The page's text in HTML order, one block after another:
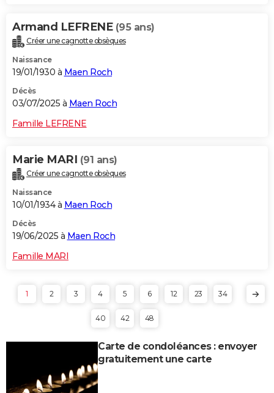
Armand LEFRENE (95 ans)
Créer une cagnotte obsèques
Naissance
19/01/1930 à Maen Roch
Décès
03/07/2025 à Maen Roch
Famille LEFRENE
Marie MARI (91 ans)
Créer une cagnotte obsèques
Naissance
10/01/1934 à Maen Roch
Décès
19/06/2025 à Maen Roch
Famille MARI
1 2 3 4 5 6 12 23 34
40 42 48
Carte de condoléances : envoyer
gratuitement une carte